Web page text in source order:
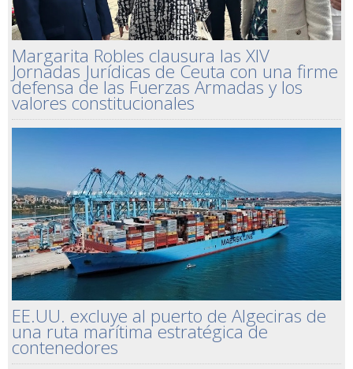
Margarita Robles clausura las XIV
Jornadas Jurídicas de Ceuta con una firme
defensa de las Fuerzas Armadas y los
valores constitucionales
EE.UU. excluye al puerto de Algeciras de
una ruta marítima estratégica de
contenedores